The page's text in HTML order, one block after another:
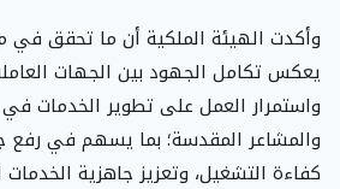
يعكس تكامل الجهود بين الجهات
واستمرار العمل على تطوير الخدمات
والمشاعر المقدسة؛ بما يسهم في رفع
كفاءة التشغيل، وتعزيز جاهزية